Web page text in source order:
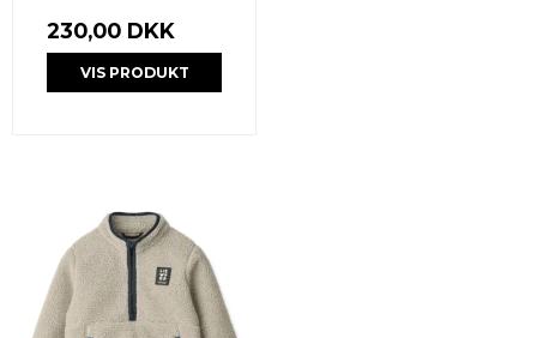
230,00 DKK
VIS PRODUKT